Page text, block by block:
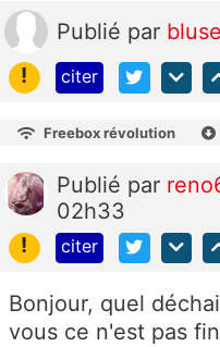
Publié par bluse
!
citer
Freebox révolution
Publié par
02h33
!
citer
Bonjour, quel
vous ce n'est pas